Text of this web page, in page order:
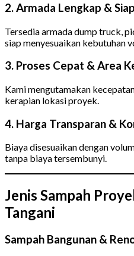
2. Armada Lengkap &
Tersedia armada dump truck,
siap menyesuaikan kebutuhan
3. Proses Cepat & Area
Kami mengutamakan
kerapian lokasi proyek.
4. Harga Transparan &
Biaya disesuaikan dengan
tanpa biaya tersembunyi.
Jenis Sampah
Tangani
Sampah Bangunan &